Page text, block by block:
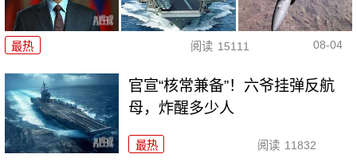
最热 阅读 15111 08-04
官宣“核常兼备”！六爷挂弹反航
母，炸醒多少人
最热 阅读 11832